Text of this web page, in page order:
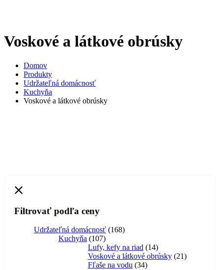
Voskové a látkové obrúsky
Domov
Produkty
Udržateľná domácnosť
Kuchyňa
Voskové a látkové obrúsky
Filtrovať podľa ceny
Udržateľná domácnosť 168168
Kuchyňa 107107
produktov
Lufy, kefy na riad 1414
produktov
Voskové a látkové obrúsky 2121
Fľaše na vodu 3434